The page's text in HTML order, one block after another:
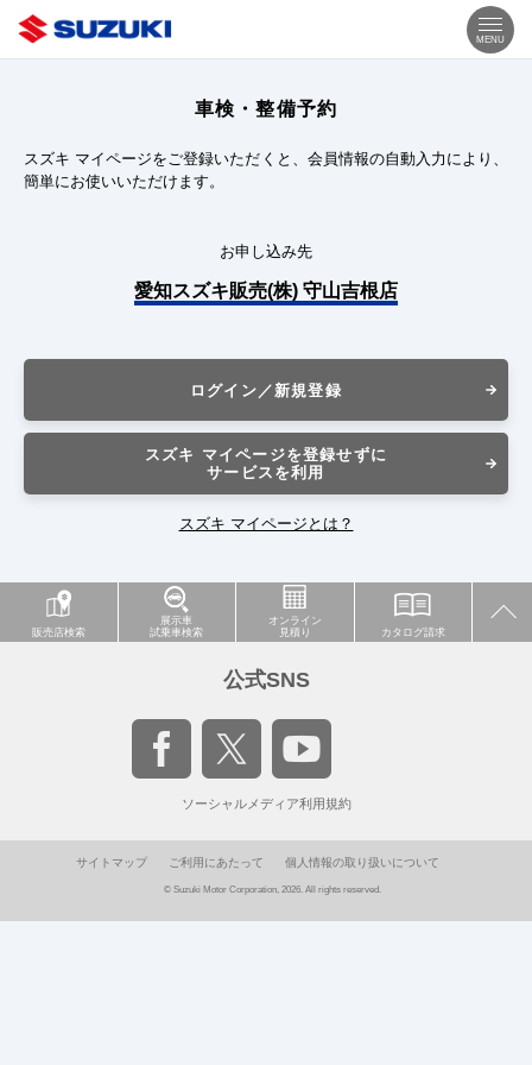
MENU
車検・整備予約
スズキ マイページをご登録いただくと、会員情報の自動入力により、
簡単にお使いいただけます。
お申し込み先
愛知スズキ販売(株) 守山吉根店
ログイン／新規登録
スズキ マイページを登録せずに
サービスを利用
スズキ マイページとは？
販売店検索
展示車
試乗車検索
オンライン
見積り
カタログ請求
公式SNS
ソーシャルメディア利用規約
サイトマップ ご利用にあたって 個人情報の取り扱いについて
© Suzuki Motor Corporation, 2026. All rights reserved.